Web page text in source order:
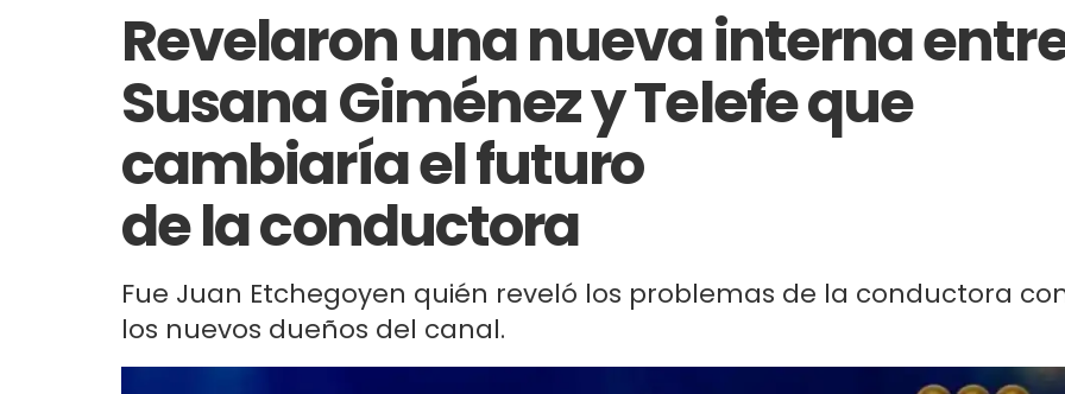
Revelaron una nueva interna
Susana Giménez y Telefe que
cambiaría el futuro
de la conductora
Fue Juan Etchegoyen quién reveló los problemas de la conductora
los nuevos dueños del canal.